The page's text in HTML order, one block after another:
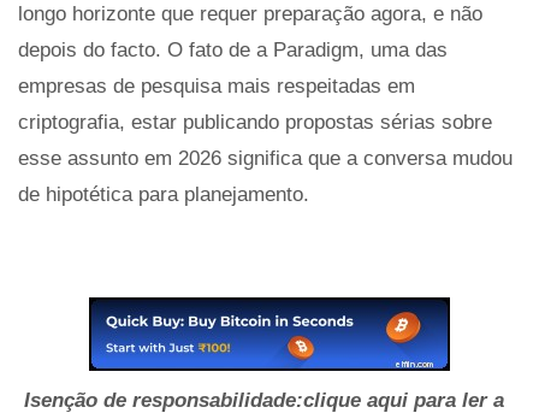
longo horizonte que requer preparação agora, e não
depois do facto. O fato de a Paradigm, uma das
empresas de pesquisa mais respeitadas em
criptografia, estar publicando propostas sérias sobre
esse assunto em 2026 significa que a conversa mudou
de hipotética para planejamento.
Isenção de responsabilidade:clique aqui para ler a